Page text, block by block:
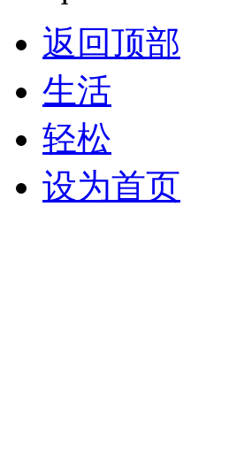
返回顶部
生活
轻松
设为首页